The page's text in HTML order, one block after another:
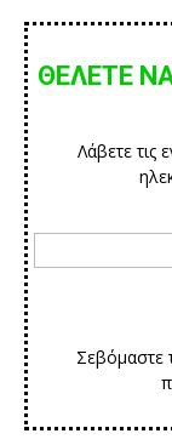
ΘΕΛΕΤΕ
Λάβετε τις
Σεβόμαστε